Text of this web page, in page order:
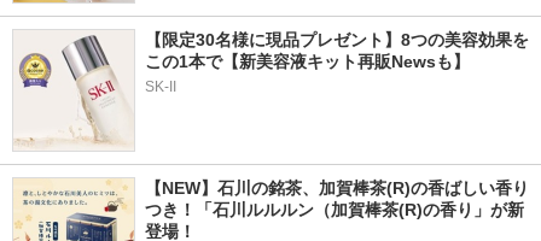
【限定30名様に現品プレゼント】8つの美容効果を
この1本で【新美容液キット再販Newsも】
SK-II
【NEW】石川の銘茶、加賀棒茶(R)の香ばしい香り
つき！「石川ルルルン（加賀棒茶(R)の香り」が新
登場！